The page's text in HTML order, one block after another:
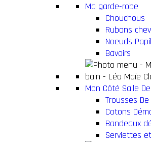
Ma garde-robe
Chouchous
Rubans
Noeuds
Bavoirs
Mon Côté Salle
Trousses
Cotons
Bandeaux
Serviettes